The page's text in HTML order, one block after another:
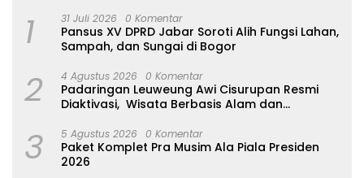
1 31 Juli 2026 0 Komentar
Pansus XV DPRD Jabar Soroti Alih Fungsi Lahan,
Sampah, dan Sungai di Bogor
2 4 Agustus 2026 0 Komentar
Padaringan Leuweung Awi Cisurupan Resmi
Diaktivasi, Wisata Berbasis Alam dan
3 5 Agustus 2026 0 Komentar
Paket Komplet Pra Musim Ala Piala Presiden
2026